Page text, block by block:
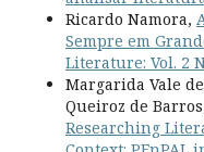
Ricardo Namora,
Sempre em
Literature: Vol. 2
Margarida Vale
Queiroz de
Researching